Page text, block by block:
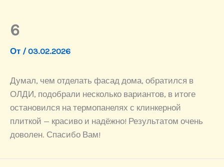
6
От /03.02.2026
Думал, чем отделать фасад дома, обратился в
ОЛДИ, подобрали несколько вариантов, в итоге
остановился на термопанелях с клинкерной
плиткой — красиво и надёжно! Результатом очень
доволен. Спасибо Вам!